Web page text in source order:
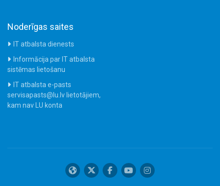
Noderīgas saites
IT atbalsta dienests
Informācija par IT atbalsta
sistēmas lietošanu
IT atbalsta e-pasts
servisapasts@lu.lv lietotājiem,
kam nav LU konta